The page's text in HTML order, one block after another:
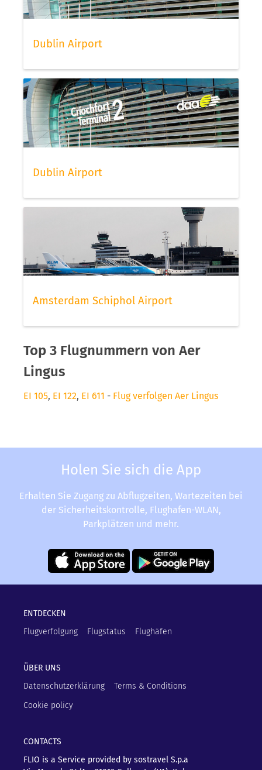
Dublin Airport
Dublin Airport
Amsterdam Schiphol Airport
Top 3 Flugnummern von Aer
Lingus
EI 105, EI 122, EI 611 - Flug verfolgen Aer Lingus
Holen Sie sich die App
Erhalten Sie Zugang zu Abflugzeiten, Wartezeiten bei
der Sicherheitskontrolle, Flughafen-WLAN,
Parkplätzen und mehr.
ENTDECKEN
Flugverfolgung
Flugstatus Flughäfen
ÜBER UNS
Datenschutzerklärung
Terms & Conditions
Cookie policy
CONTACTS
FLIO is a Service provided by sostravel S.p.a